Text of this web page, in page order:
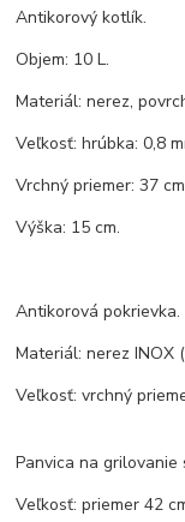
Antikorový kotlík.
Objem: 10 L.
Materiál: nerez,
Veľkosť: hrúbka: 0,8
Vrchný priemer: 37
Výška: 15 cm.
Antikorová pokrievka.
Materiál: nerez INOX
Veľkosť: vrchný
Panvica na grilovanie
Veľkosť: priemer 42